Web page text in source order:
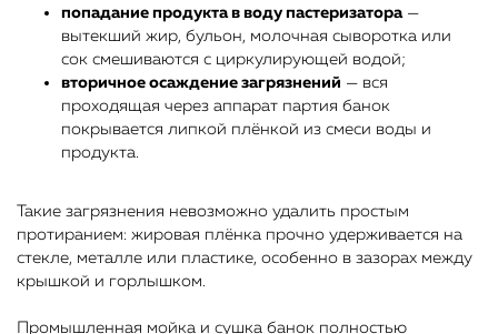
попадание продукта в воду пастеризатора—
вытекший жир, бульон, молочная сыворотка или
сок смешиваются с циркулирующей водой;
вторичное осаждение загрязнений — вся
проходящая через аппарат партия банок
покрывается липкой плёнкой из смеси воды и
продукта.
Такие загрязнения невозможно удалить простым
протиранием: жировая плёнка прочно удерживается на
стекле, металле или пластике, особенно в зазорах между
крышкой и горлышком.
Промышленная мойка и сушка банок полностью